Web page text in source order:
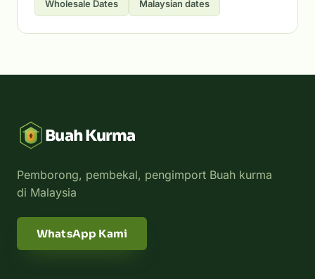
Wholesale Dates Malaysian dates
Buah Kurma
Pemborong, pembekal, pengimport Buah kurma
di Malaysia
WhatsApp Kami